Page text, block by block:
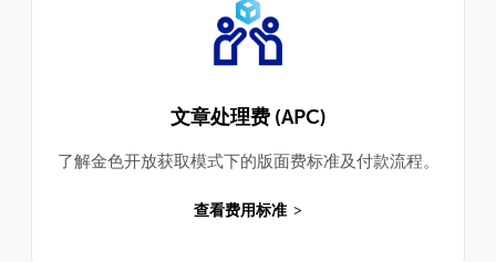
文章处理费 (APC)
了解金色开放获取模式下的版面费标准及付款流程。
查看费用标准